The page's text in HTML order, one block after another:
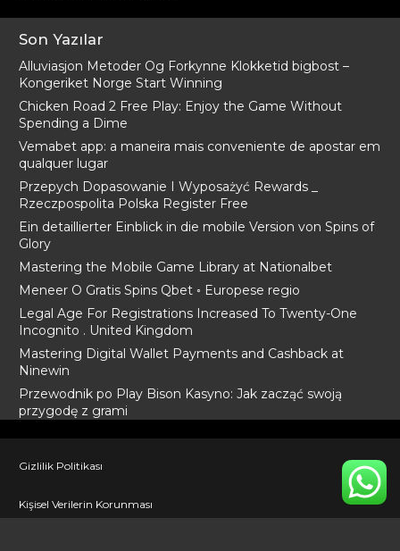
Son Yazılar
Alluviasjon Metoder Og Forkynne Klokketid bigbost –
Kongeriket Norge Start Winning
Chicken Road 2 Free Play: Enjoy the Game Without
Spending a Dime
Vemabet app: a maneira mais conveniente de apostar em
qualquer lugar
Przepych Dopasowanie I Wyposażyć Rewards _
Rzeczpospolita Polska Register Free
Ein detaillierter Einblick in die mobile Version von Spins of
Glory
Mastering the Mobile Game Library at Nationalbet
Meneer O Gratis Spins Qbet ◦ Europese regio
Legal Age For Registrations Increased To Twenty-One
Incognito . United Kingdom
Mastering Digital Wallet Payments and Cashback at
Ninewin
Przewodnik po Play Bison Kasyno: Jak zacząć swoją
przygodę z grami
Gizlilik Politikası
Kişisel Verilerin Korunması